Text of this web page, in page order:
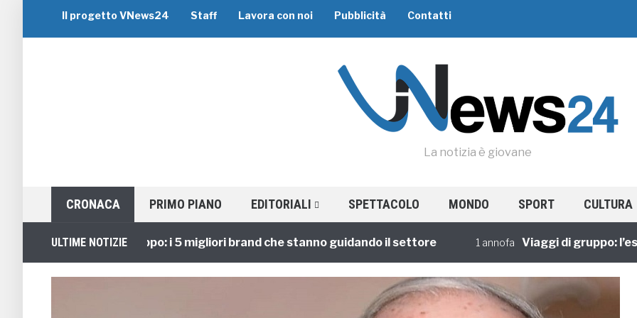
Il progetto VNews24 Staff Lavora con noi Pubblicità Contatti
La notizia è giovane
CRONACA PRIMO PIANO EDITORIALI SPETTACOLO MONDO SPORT CULTURA
ULTIME NOTIZIE
Viaggi di Gruppo: i 5 migliori brand che stanno guidando il settore 1 annofa Viaggi di gruppo: